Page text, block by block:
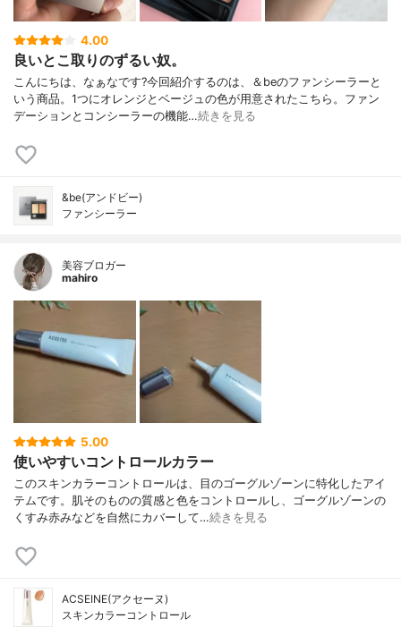
4.00
良いとこ取りのずるい奴。
こんにちは、なぁなです?今回紹介するのは、＆beのファンシーラーと
いう商品。1つにオレンジとベージュの色が用意されたこちら。ファン
デーションとコンシーラーの機能…続きを見る
&be(アンドビー)
ファンシーラー
美容ブロガー
mahiro
5.00
使いやすいコントロールカラー
このスキンカラーコントロールは、目のゴーグルゾーンに特化したアイ
テムです。肌そのものの質感と色をコントロールし、ゴーグルゾーンの
くすみ赤みなどを自然にカバーして…続きを見る
ACSEINE(アクセーヌ)
スキンカラーコントロール